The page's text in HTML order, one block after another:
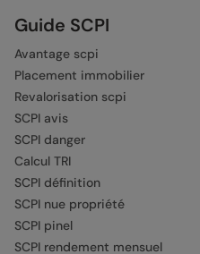
Guide SCPI
Avantage scpi
Placement immobilier
Revalorisation scpi
SCPI avis
SCPI danger
Calcul TRI
SCPI définition
SCPI nue propriété
SCPI pinel
SCPI rendement mensuel